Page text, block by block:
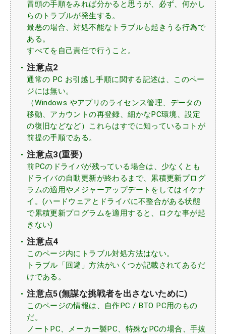
冒頭の手順をみれば分かると思うが、必ず、何かし
らのトラブルが発生する。
最悪の場合、対処不能なトラブルも起きうる行為で
ある。
すべてを自己責任で行うこと。
注意点2
通常の PC お引越し手順に関する記述は、このペー
ジには無い。
（Windows やアプリのライセンス管理、データの
移動、アカウントの再登録、細かなPC環境、設定
の復旧などなど）これらはすでに知っているコトが
前提の手順である。
注意点3(重要)
前PCのドライバが残っている場合は、少なくとも
ドライバの自動更新が終わるまで、累積更新プログ
ラムの適用やメジャーアップデートをしてはイケナ
イ。(ハードウェアとドライバに不整合がある状態
で累積更新プログラムを適用すると、ロクな事が起
きない)
注意点4
このページ内にトラブル対処方法はない。
トラブル「回避」方法がいくつか記載されてあるだ
けである。
注意点5(無謀な挑戦者を出さないために)
このページの情報は、自作PC / BTO PC用のもの
だ。
ノートPC、メーカー製PC、特殊なPCの場合、手抜